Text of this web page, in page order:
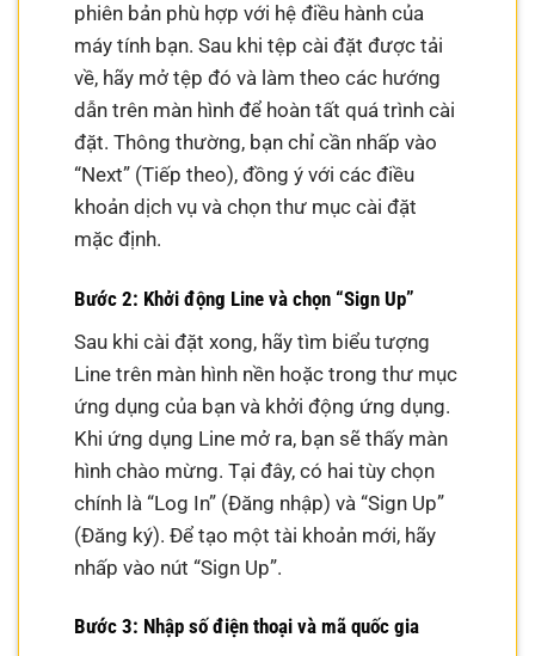
phiên bản phù hợp với hệ điều hành của
máy tính bạn. Sau khi tệp cài đặt được tải
về, hãy mở tệp đó và làm theo các hướng
dẫn trên màn hình để hoàn tất quá trình cài
đặt. Thông thường, bạn chỉ cần nhấp vào
“Next” (Tiếp theo), đồng ý với các điều
khoản dịch vụ và chọn thư mục cài đặt
mặc định.
Bước 2: Khởi động Line và chọn “Sign Up”
Sau khi cài đặt xong, hãy tìm biểu tượng
Line trên màn hình nền hoặc trong thư mục
ứng dụng của bạn và khởi động ứng dụng.
Khi ứng dụng Line mở ra, bạn sẽ thấy màn
hình chào mừng. Tại đây, có hai tùy chọn
chính là “Log In” (Đăng nhập) và “Sign Up”
(Đăng ký). Để tạo một tài khoản mới, hãy
nhấp vào nút “Sign Up”.
Bước 3: Nhập số điện thoại và mã quốc gia